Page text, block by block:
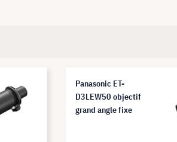
Panasonic ET-
D3LEW50 objectif
grand angle fixe